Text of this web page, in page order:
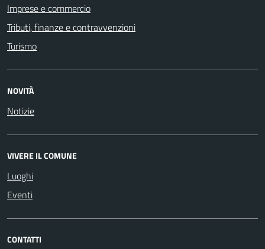
Imprese e commercio
Tributi, finanze e contravvenzioni
Turismo
NOVITÀ
Notizie
VIVERE IL COMUNE
Luoghi
Eventi
CONTATTI